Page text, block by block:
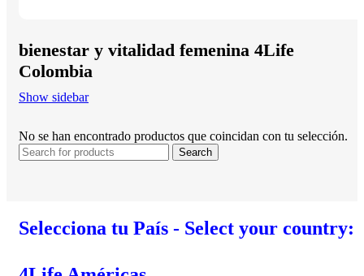
bienestar y vitalidad femenina 4Life
Colombia
Show sidebar
No se han encontrado productos que coincidan con tu selección.
Search
Selecciona tu País - Select your country: